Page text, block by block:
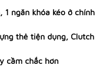
1 ngăn khóa kéo ở chính
thẻ tiện dụng, Clutch
cầm chắc hơn